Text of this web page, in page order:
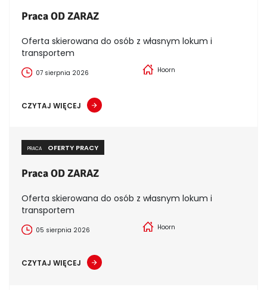
Praca OD ZARAZ
Oferta skierowana do osób z własnym lokum i
transportem
07 sierpnia 2026 Hoorn
CZYTAJ WIĘCEJ
PRACA OFERTY PRACY
Praca OD ZARAZ
Oferta skierowana do osób z własnym lokum i
transportem
05 sierpnia 2026 Hoorn
CZYTAJ WIĘCEJ